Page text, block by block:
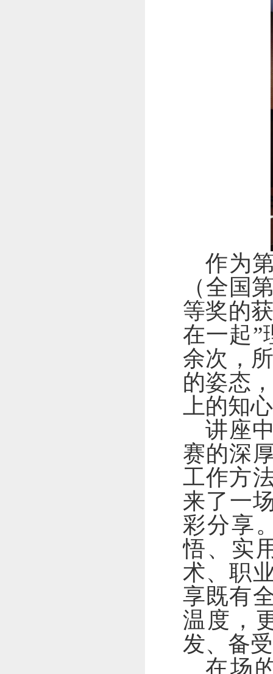
作为
（全国
等奖的
在一起”
余次，
的姿态
上的知
讲座
赛的深
工作方
来了一
彩分享
悟、实
术、职
享既有
温度，
发、备
在场